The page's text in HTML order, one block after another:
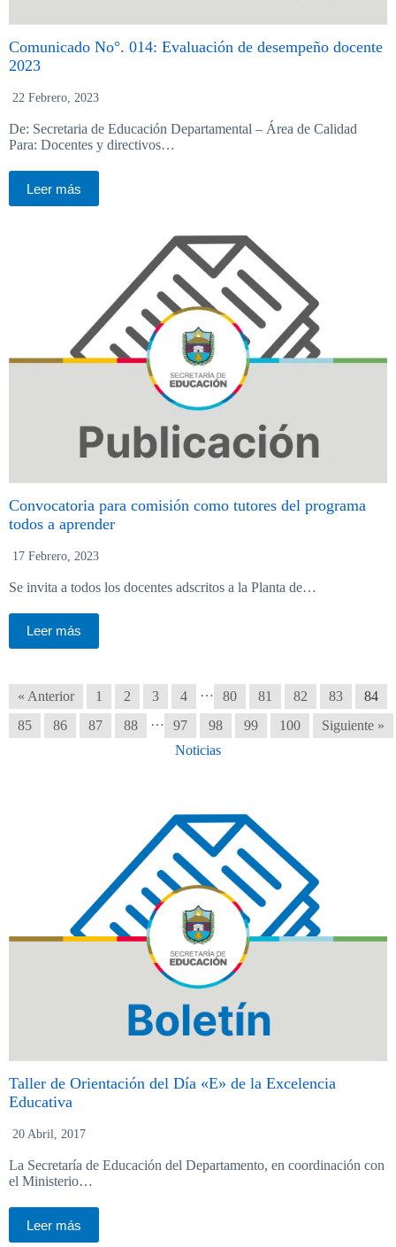
Comunicado No°. 014: Evaluación de desempeño docente
2023
22 Febrero, 2023
De: Secretaria de Educación Departamental – Área de Calidad
Para: Docentes y directivos…
Leer más
Convocatoria para comisión como tutores del programa
todos a aprender
17 Febrero, 2023
Se invita a todos los docentes adscritos a la Planta de…
Leer más
« Anterior 1 2 3 4 … 80 81 82 83
84
85
86 87 88 … 97 98 99 100
Siguiente »
Noticias
Taller de Orientación del Día «E» de la Excelencia
Educativa
20 Abril, 2017
La Secretaría de Educación del Departamento, en coordinación con
el Ministerio…
Leer más